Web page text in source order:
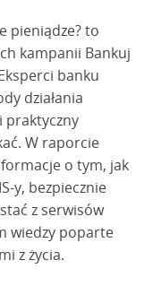
pieniądze? to
kampanii Bankuj
banku
działania
praktyczny
W raporcie
o tym, jak
y, bezpiecznie
z serwisów
wiedzy poparte
z życia.